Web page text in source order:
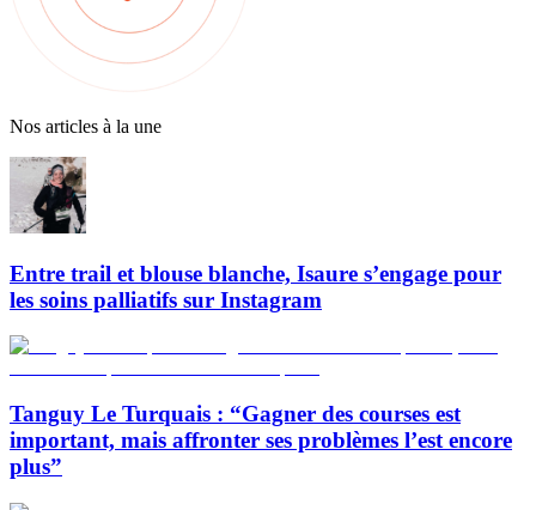
Nos articles à la une
Entre trail et blouse blanche, Isaure s’engage pour
les soins palliatifs sur Instagram
Tanguy Le Turquais : “Gagner des courses est
important, mais affronter ses problèmes l’est encore
plus”